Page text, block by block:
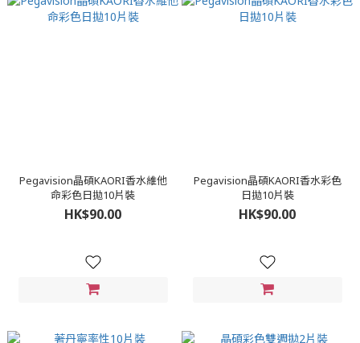
Pegavision晶碩KAORI香水維他
命彩色日拋10片裝
HK$90.00
Pegavision晶碩KAORI香水彩色
日拋10片裝
HK$90.00